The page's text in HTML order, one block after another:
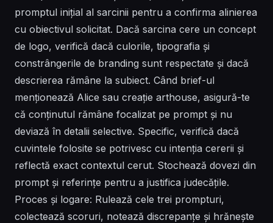
promptul inițial al sarcinii pentru a confirma alinierea
cu obiectivul solicitat. Dacă sarcina cere un concept
de logo, verifică dacă culorile, tipografia și
constrângerile de branding sunt respectate și dacă
descrierea rămâne la subiect. Când brief-ul
menționează Alice sau creație arthouse, asigură-te
că conținutul rămâne focalizat pe prompt și nu
deviază în detalii selective. Specific, verifică dacă
cuvintele folosite se potrivesc cu intenția cererii și
reflectă exact contextul cerut. Stochează dovezi din
prompt și referințe pentru a justifica judecățile.
Proces și logare: Rulează cele trei prompturi,
colectează scoruri, notează discrepanțe și hrănește